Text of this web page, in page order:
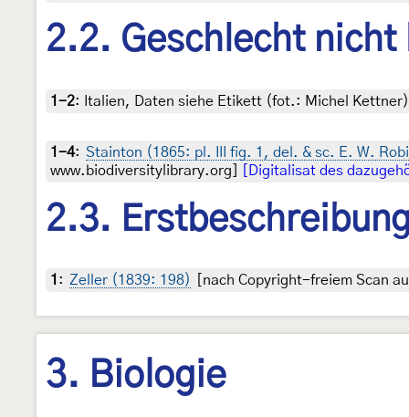
2.2. Geschlecht nicht
1-2: Italien, Daten siehe Etikett (fot.: Michel
1-4: Stainton (1865: pl. III fig. 1, del. & sc. E. W.
www.biodiversitylibrary.org]
[Digitalisat des
2.3.
1 : Zeller (1839: 198) [nach Copyright-freiem Scan
3. Biologie